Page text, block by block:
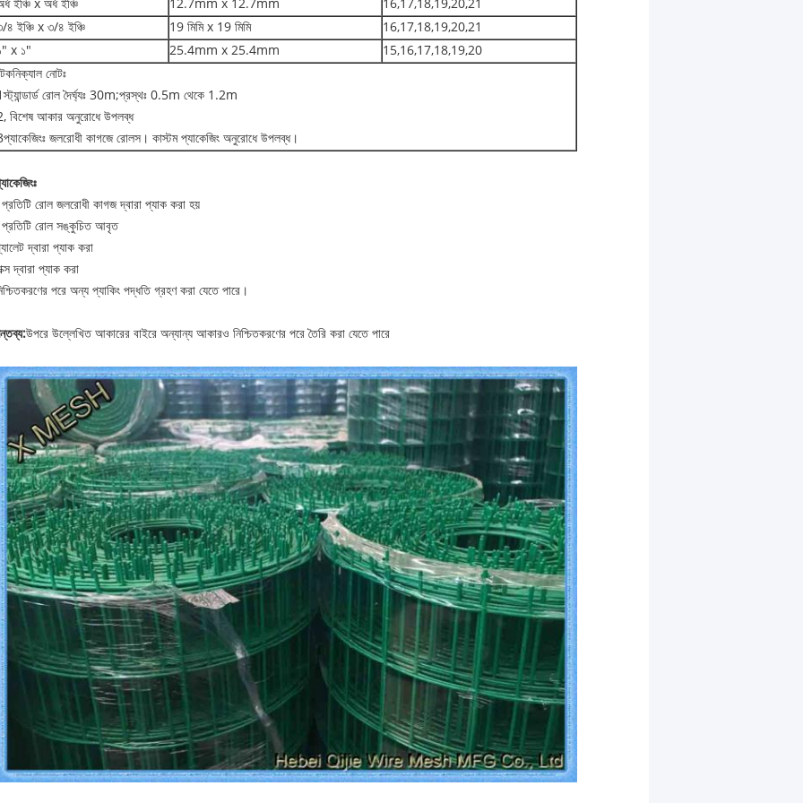
ইঞ্চি x অর্ধ ইঞ্চি
12.7mm x 12.7mm
16,17,18,19,20,21
৪ ইঞ্চি x ৩/৪ ইঞ্চি
19 মিমি x 19 মিমি
16,17,18,19,20,21
x ১"
25.4mm x 25.4mm
15,16,17,18,19,20
নোটঃ
রোল দৈর্ঘ্যঃ 30m;প্রস্থঃ 0.5m থেকে 1.2m
বিশেষ আকার অনুরোধে উপলব্ধ
জলরোধী কাগজে রোলস। কাস্টম প্যাকেজিং অনুরোধে উপলব্ধ।
রোল জলরোধী কাগজ দ্বারা প্যাক করা হয়
রোল সঙ্কুচিত আবৃত
দ্বারা প্যাক করা
দ্বারা প্যাক করা
পরে অন্য প্যাকিং পদ্ধতি গ্রহণ করা যেতে পারে।
উপরে উল্লেখিত আকারের বাইরে অন্যান্য আকারও নিশ্চিতকরণের পরে তৈরি করা যেতে পারে